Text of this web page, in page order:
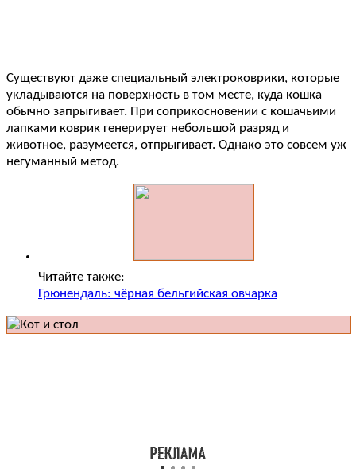
Существуют даже специальный электроковрики, которые
укладываются на поверхность в том месте, куда кошка
обычно запрыгивает. При соприкосновении с кошачьими
лапками коврик генерирует небольшой разряд и
животное, разумеется, отпрыгивает. Однако это совсем уж
негуманный метод.
Читайте также:
Грюнендаль: чёрная бельгийская овчарка